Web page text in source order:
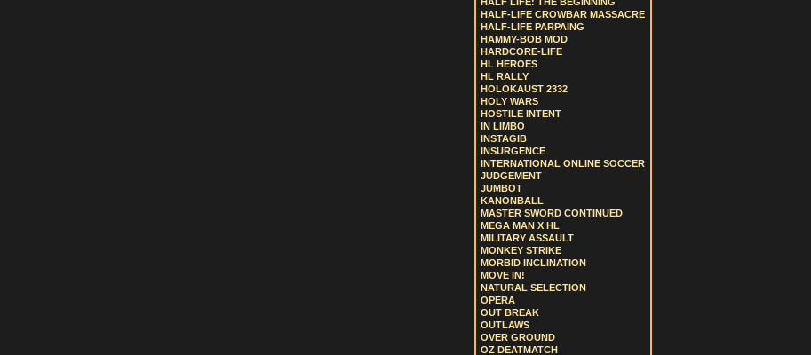
HALF-LIFE CROWBAR MASSACRE
HALF-LIFE PARPAING
HAMMY-BOB MOD
HARDCORE-LIFE
HL HEROES
HL RALLY
HOLOKAUST 2332
HOLY WARS
HOSTILE INTENT
IN LIMBO
INSTAGIB
INSURGENCE
INTERNATIONAL ONLINE SOCCER
JUDGEMENT
JUMBOT
KANONBALL
MASTER SWORD CONTINUED
MEGA MAN X HL
MILITARY ASSAULT
MONKEY STRIKE
MORBID INCLINATION
MOVE IN!
NATURAL SELECTION
OPERA
OUT BREAK
OUTLAWS
OVER GROUND
OZ DEATMATCH